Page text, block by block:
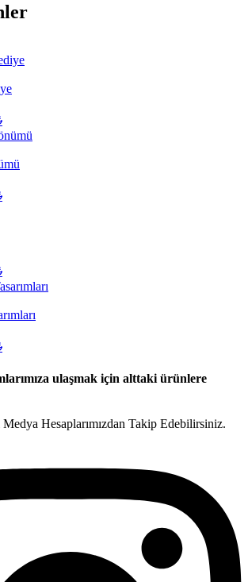
ulaşmak için alttaki ürünlere
Hesaplarımızdan Takip Edebilirsiniz.